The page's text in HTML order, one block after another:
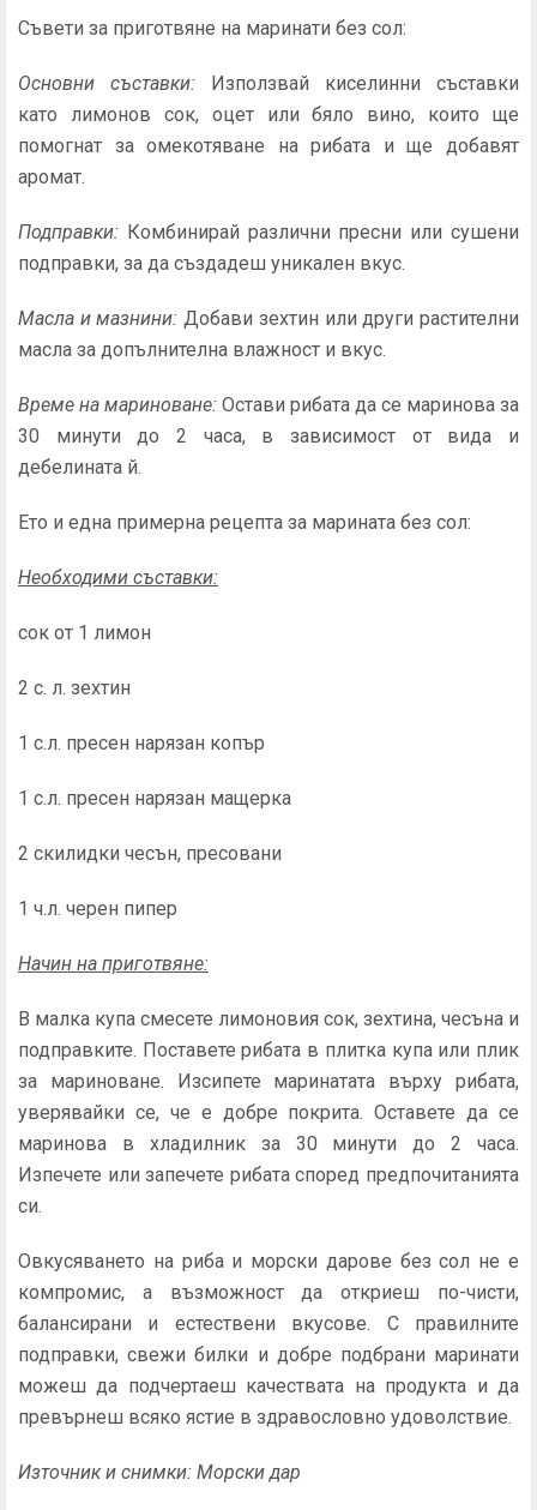
Съвети за приготвяне на маринати без сол:
Основни съставки: Използвай киселинни съставки
като лимонов сок, оцет или бяло вино, които ще
помогнат за омекотяване на рибата и ще добавят
аромат.
Подправки: Комбинирай различни пресни или сушени
подправки, за да създадеш уникален вкус.
Масла и мазнини: Добави зехтин или други растителни
масла за допълнителна влажност и вкус.
Време на мариноване: Остави рибата да се маринова за
30 минути до 2 часа, в зависимост от вида и
дебелината й.
Ето и една примерна рецепта за марината без сол:
Необходими съставки:
сок от 1 лимон
2 с. л. зехтин
1 с.л. пресен нарязан копър
1 с.л. пресен нарязан мащерка
2 скилидки чесън, пресовани
1 ч.л. черен пипер
Начин на приготвяне:
В малка купа смесете лимоновия сок, зехтина, чесъна и
подправките. Поставете рибата в плитка купа или плик
за мариноване. Изсипете маринатата върху рибата,
уверявайки се, че е добре покрита. Оставете да се
маринова в хладилник за 30 минути до 2 часа.
Изпечете или запечете рибата според предпочитанията
си.
Овкусяването на риба и морски дарове без сол не е
компромис, а възможност да откриеш по-чисти,
балансирани и естествени вкусове. С правилните
подправки, свежи билки и добре подбрани маринати
можеш да подчертаеш качествата на продукта и да
превърнеш всяко ястие в здравословно удоволствие.
Източник и снимки: Морски дар